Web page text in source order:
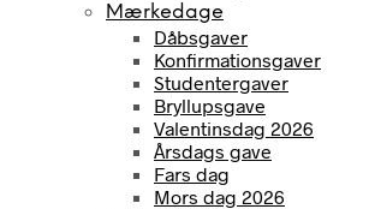
Mærkedage
Dåbsgaver
Konfirmationsgaver
Studentergaver
Bryllupsgave
Valentinsdag 2026
Årsdags gave
Fars dag
Mors dag 2026